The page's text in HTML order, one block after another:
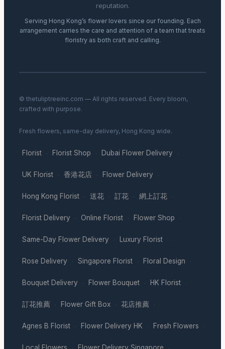
reputation.
Serving Hong Kong’s flower lovers since our founding. Each
arrangement carries the care and attention of a team that treats
floristry as both craft and calling.
© thetuliptreeinc.com — All rights reserved. Every bloom,
crafted with purpose.
Fresh flowers, same-day delivery, Hong Kong wide.
Florist · Florist Shop · Dubai Flower Delivery ·
UK Florist · 香港花店 · Flower Delivery ·
Hong Kong Florist · 送花 · 訂花 · 網上訂花 ·
Florist Delivery · Online Florist · Flower Shop ·
Same-Day Flower Delivery · Luxury Florist ·
Rose Delivery · Singapore Florist · Floral Design ·
Bouquet Delivery · Flower Bouquet · HK Florist ·
訂花推薦 · Flower Gift Box · 花店推薦 ·
Agnes B Florist · Flower Delivery HK · Fresh Flowers ·